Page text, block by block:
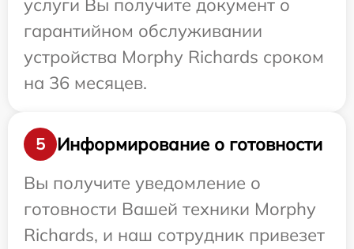
услуги Вы получите документ о
гарантийном обслуживании
устройства Morphy Richards сроком
на 36 месяцев.
5
Информирование о готовности
Вы получите уведомление о
готовности Вашей техники Morphy
Richards, и наш сотрудник привезет